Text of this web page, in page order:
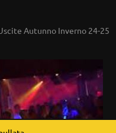
Autunno Inverno 24-25